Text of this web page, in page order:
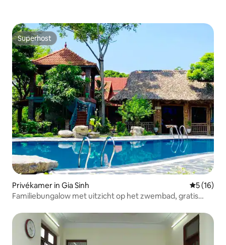
Superhost
Superhost
Privékamer in Gia Sinh
5 (16)
Familiebungalow met uitzicht op het zwembad, gratis